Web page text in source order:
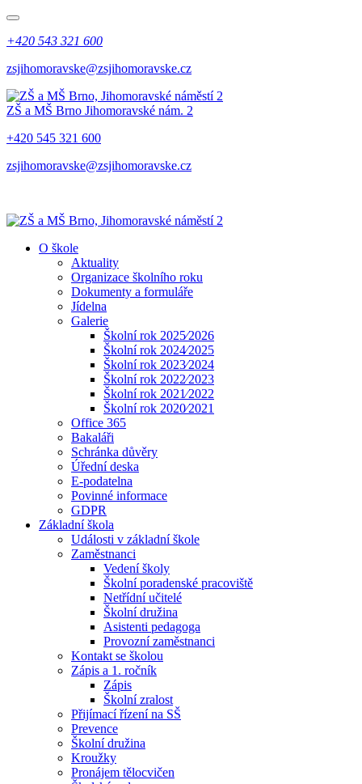
+420 543 321 600
zsjihomoravske@zsjihomoravske.cz
ZŠ a MŠ Brno Jihomoravské nám. 2
+420 545 321 600
zsjihomoravske@zsjihomoravske.cz
O škole
Aktuality
Organizace školního roku
Dokumenty a formuláře
Jídelna
Galerie
Školní rok 2025⁄2026
Školní rok 2024⁄2025
Školní rok 2023⁄2024
Školní rok 2022⁄2023
Školní rok 2021⁄2022
Školní rok 2020⁄2021
Office 365
Bakaláři
Schránka důvěry
Úřední deska
E-podatelna
Povinné informace
GDPR
Základní škola
Události v základní škole
Zaměstnanci
Vedení školy
Školní poradenské pracoviště
Netřídní učitelé
Školní družina
Asistenti pedagoga
Provozní zaměstnanci
Kontakt se školou
Zápis a 1. ročník
Zápis
Školní zralost
Přijímací řízení na SŠ
Prevence
Školní družina
Kroužky
Pronájem tělocvičen